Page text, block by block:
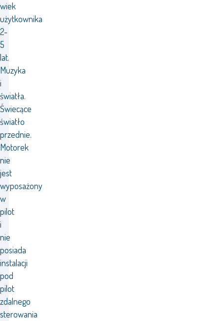
wiek
użytkownika
2-
5
lat.
Muzyka
i
światła.
Świecące
światło
przednie.
Motorek
nie
jest
wyposażony
w
pilot
i
nie
posiada
instalacji
pod
pilot
zdalnego
sterowania